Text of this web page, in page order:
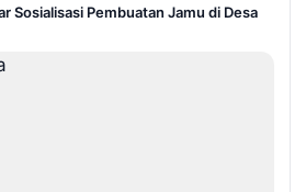
Sosialisasi Pembuatan Jamu di Desa